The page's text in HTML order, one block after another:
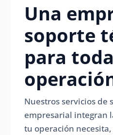
Una
soporte
para
Nuestros servicios de
empresarial integran
tu operación